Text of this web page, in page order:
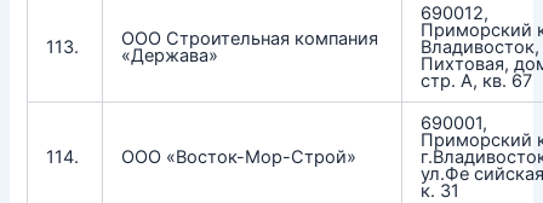
113. ООО Строительная компания
«Держава»
690012,
Приморский
Владивосток,
Пихтовая,
стр. А, кв. 67
114. ООО «Восток-Мор-Строй»
690001,
Приморский
ул.Фе
к. 31